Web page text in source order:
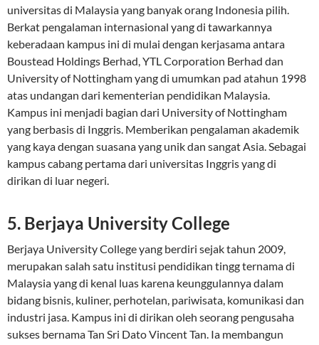
universitas di Malaysia yang banyak orang Indonesia pilih.
Berkat pengalaman internasional yang di tawarkannya
keberadaan kampus ini di mulai dengan kerjasama antara
Boustead Holdings Berhad, YTL Corporation Berhad dan
University of Nottingham yang di umumkan pad atahun 1998
atas undangan dari kementerian pendidikan Malaysia.
Kampus ini menjadi bagian dari University of Nottingham
yang berbasis di Inggris. Memberikan pengalaman akademik
yang kaya dengan suasana yang unik dan sangat Asia. Sebagai
kampus cabang pertama dari universitas Inggris yang di
dirikan di luar negeri.
5. Berjaya University College
Berjaya University College yang berdiri sejak tahun 2009,
merupakan salah satu institusi pendidikan tingg ternama di
Malaysia yang di kenal luas karena keunggulannya dalam
bidang bisnis, kuliner, perhotelan, pariwisata, komunikasi dan
industri jasa. Kampus ini di dirikan oleh seorang pengusaha
sukses bernama Tan Sri Dato Vincent Tan. Ia membangun